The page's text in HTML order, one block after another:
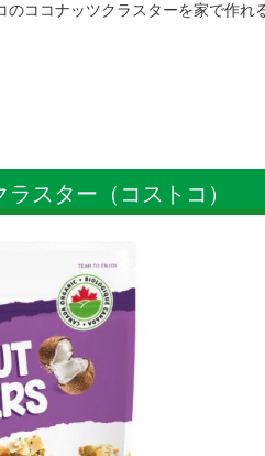
ココナッツクラスターを家で作れ
スター（コストコ）